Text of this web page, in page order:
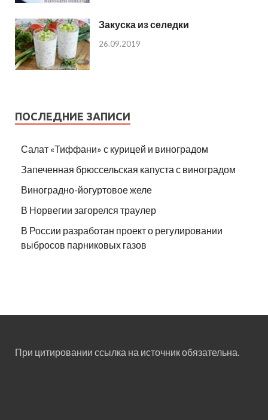
Закуска из селедки
26.09.2019
ПОСЛЕДНИЕ ЗАПИСИ
Салат «Тиффани» с курицей и виноградом
Запеченная брюссельская капуста с виноградом
Виноградно-йогуртовое желе
В Норвегии загорелся траулер
В России разработан проект о регулировании
выбросов парниковых газов
При цитировании ссылка на источник обязательна.